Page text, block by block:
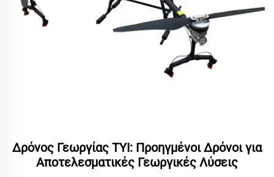
Δρόνος Γεωργίας TYI: Προηγμένοι Δρόνοι για
Αποτελεσματικές Γεωργικές Λύσεις